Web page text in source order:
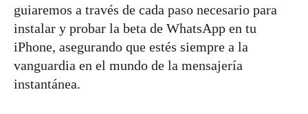
guiaremos a través de cada paso necesario para
instalar y probar la beta de WhatsApp en tu
iPhone, asegurando que estés siempre a la
vanguardia en el mundo de la mensajería
instantánea.